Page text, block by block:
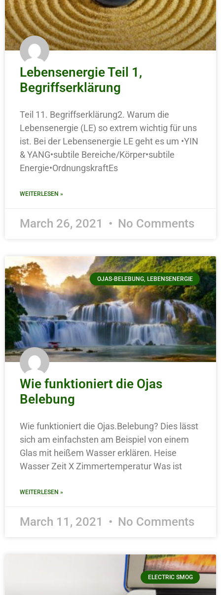
Lebensenergie Teil 1,
Begriffserklärung
Teil 11. Begriffserklärung2. Warum die
Lebensenergie (LE) so extrem wichtig für uns
ist. Bei der Lebensenergie LE geht es um •YIN
& YANG•subtile Bereiche/Körper•subtile
Energie•OrdnungskraftEs
WEITERLESEN »
March 26, 2021 No Comments
OJAS-BELEBUNG, LEBENSENERGIE
Wie funktioniert die Ojas
Belebung
Wie funktioniert die Ojas.Belebung? Dies lässt
sich am einfachsten am Beispiel von einem
Glas mit heißem Wasser erklären. Heise
Wasser Zeit X Zimmertemperatur Was ist
WEITERLESEN »
March 11, 2021 No Comments
ELECTRIC SMOG